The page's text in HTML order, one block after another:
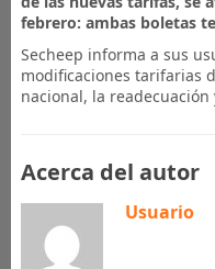
febrero: ambas boletas
Secheep informa a sus
modificaciones tarifarias
nacional, la
Acerca del autor
Usuario